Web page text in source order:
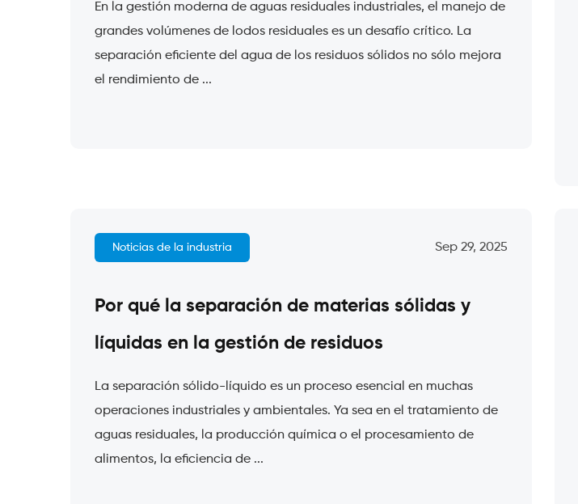
En la gestión moderna de aguas residuales industriales, el manejo de
grandes volúmenes de lodos residuales es un desafío crítico. La
separación eficiente del agua de los residuos sólidos no sólo mejora
el rendimiento de ...
Noticias de la industria Sep 29, 2025
Por qué la separación de materias sólidas y
líquidas en la gestión de residuos
La separación sólido-líquido es un proceso esencial en muchas
operaciones industriales y ambientales. Ya sea en el tratamiento de
aguas residuales, la producción química o el procesamiento de
alimentos, la eficiencia de ...